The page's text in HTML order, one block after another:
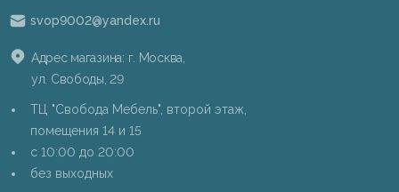
svop9002@yandex.ru
Адрес магазина: г. Москва,
ул. Свободы, 29
ТЦ "Свобода Мебель", второй этаж,
помещения 14 и 15
c 10:00 до 20:00
без выходных